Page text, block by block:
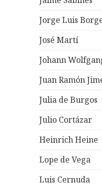
Jorge Luis
José Martí
Johann
Juan Ramón
Julia de Burgos
Julio Cortázar
Heinrich Heine
Lope de Vega
Luis Cernuda